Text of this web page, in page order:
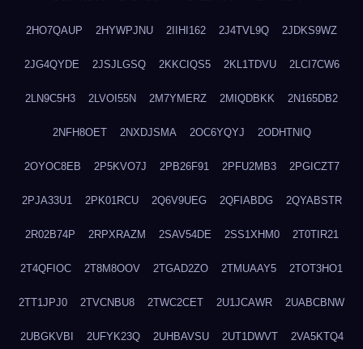
2HO7QAUP 2HYWPJNU 2IIHI162 2J4TVL9Q 2JDKS9WZ
2JG4QYDE 2JSJLGSQ 2KKCIQS5 2KL1TDVU 2LCI7CW6
2LN9C5H3 2LVOI55N 2M7YMERZ 2MIQDBKK 2N165DB2
2NFH8OET 2NXDJSMA 2OC6YQYJ 2ODHTNIQ
2OYOC8EB 2P5KVO7J 2PB26F91 2PFU2MB3 2PGICZT7
2PJA33U1 2PK01RCU 2Q6V9UEG 2QFIABDG 2QYABSTR
2R02B74P 2RPXRAZM 2SAV54DE 2SS1XHM0 2T0TIR21
2T4QFIOC 2T8M8OOV 2TGAD2ZO 2TMUAAY5 2TOT3HO1
2TT1JPJ0 2TVCNBU8 2TWC2CET 2U1JCAWR 2UABCBNW
2UBGKVBI 2UFYK23Q 2UHBAVSU 2UT1DWVT 2VA5KTQ4